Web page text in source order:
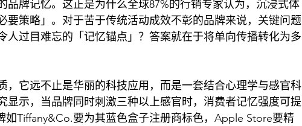
品牌记忆。这正是为什么全球87%的行销专家认为，沉浸式体
要策略」。对于苦于传统活动成效不彰的品牌来说，关键问题
人过目难忘的「记忆锚点」？答案就在于将单向传播转化为多
，它远不止是华丽的科技应用，而是一套结合心理学与感官科
显示，当品牌同时刺激三种以上感官时，消费者记忆强度可提
如Tiffany&Co.要为其蓝色盒子注册商标色，Apple Store要精